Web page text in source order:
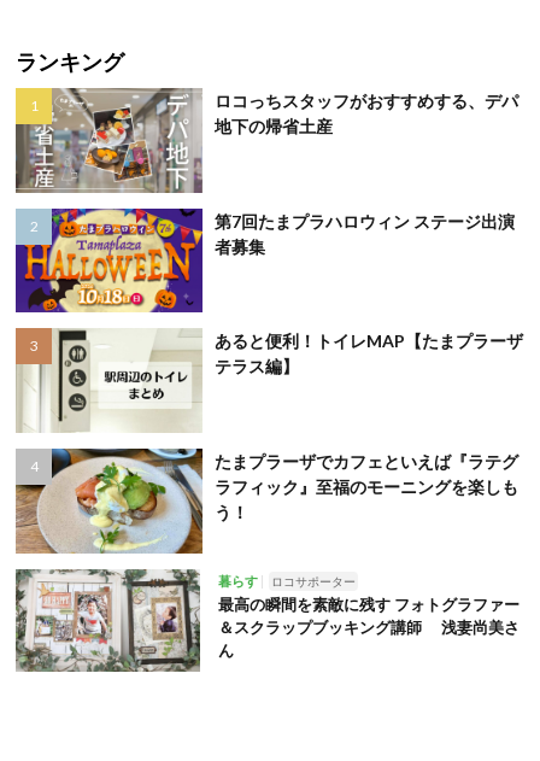
ランキング
ロコっちスタッフがおすすめする、デパ
地下の帰省土産
第7回たまプラハロウィン ステージ出演
者募集
あると便利！トイレMAP【たまプラーザ
テラス編】
たまプラーザでカフェといえば『ラテグ
ラフィック』至福のモーニングを楽しも
う！
暮らす ロコサポーター
最高の瞬間を素敵に残す フォトグラファー
＆スクラップブッキング講師 浅妻尚美さ
ん